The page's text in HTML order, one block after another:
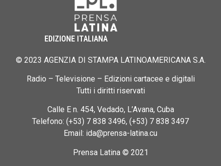
EDIZIONE ITALIANA
© 2023 AGENZIA DI STAMPA LATINOAMERICANA S.A.
Radio – Televisione – Edizioni cartacee e digitali
Tutti i diritti riservati
Calle E n. 454, Vedado, L’Avana, Cuba
Telefono: (+53) 7 838 3496, (+53) 7 838 3497
Email: ida@prensa-latina.cu
Prensa Latina © 2021